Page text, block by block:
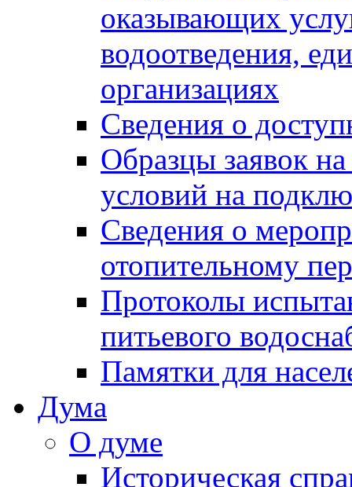
оказывающих
водоотведения,
организациях
Сведения о
Образцы заявок
условий на
Сведения о
отопительному
Протоколы
питьевого
Памятки для
Дума
О думе
Историческая